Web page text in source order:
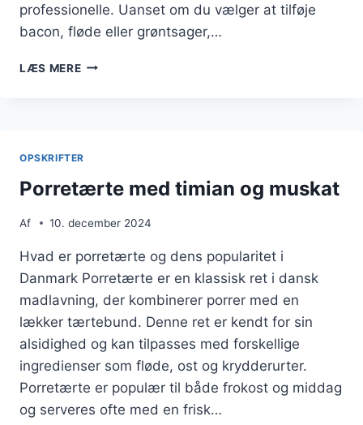
professionelle. Uanset om du vælger at tilføje
bacon, fløde eller grøntsager,…
LÆS MEREPORRETÆRTE
OPSKRIFTER
Porretærte med timian og muskat
Af 10. december 2024
Hvad er porretærte og dens popularitet i
Danmark Porretærte er en klassisk ret i dansk
madlavning, der kombinerer porrer med en
lækker tærtebund. Denne ret er kendt for sin
alsidighed og kan tilpasses med forskellige
ingredienser som fløde, ost og krydderurter.
Porretærte er populær til både frokost og middag
og serveres ofte med en frisk…